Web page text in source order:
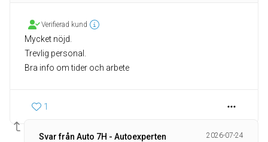
Verifierad kund
Mycket nöjd.
Trevlig personal.
Bra info om tider och arbete
1
Svar från Auto 7H - Autoexperten 2026-07-24